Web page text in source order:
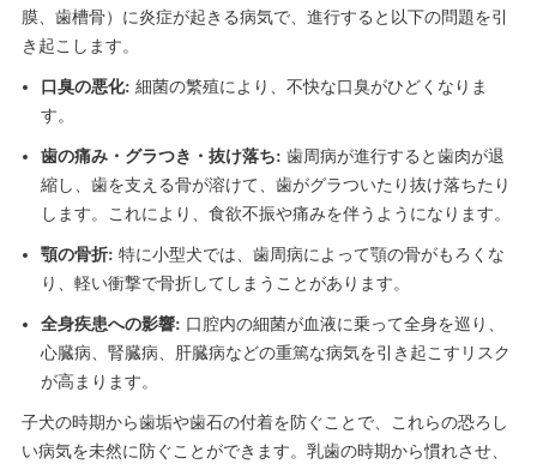
膜、歯槽骨）に炎症が起きる病気で、進行すると以下の問題を引
き起こします。
口臭の悪化: 細菌の繁殖により、不快な口臭がひどくなりま
す。
歯の痛み・グラつき・抜け落ち: 歯周病が進行すると歯肉が退
縮し、歯を支える骨が溶けて、歯がグラついたり抜け落ちたり
します。これにより、食欲不振や痛みを伴うようになります。
顎の骨折: 特に小型犬では、歯周病によって顎の骨がもろくな
り、軽い衝撃で骨折してしまうことがあります。
全身疾患への影響: 口腔内の細菌が血液に乗って全身を巡り、
心臓病、腎臓病、肝臓病などの重篤な病気を引き起こすリスク
が高まります。
子犬の時期から歯垢や歯石の付着を防ぐことで、これらの恐ろし
い病気を未然に防ぐことができます。乳歯の時期から慣れさせ、